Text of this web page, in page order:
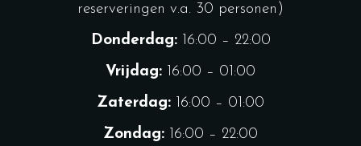
reserveringen v.a. 30 personen)
Donderdag:16:00 – 22:00
Vrijdag: 16:00 – 01:00
Zaterdag: 16:00 – 01:00
Zondag: 16:00 – 22:00